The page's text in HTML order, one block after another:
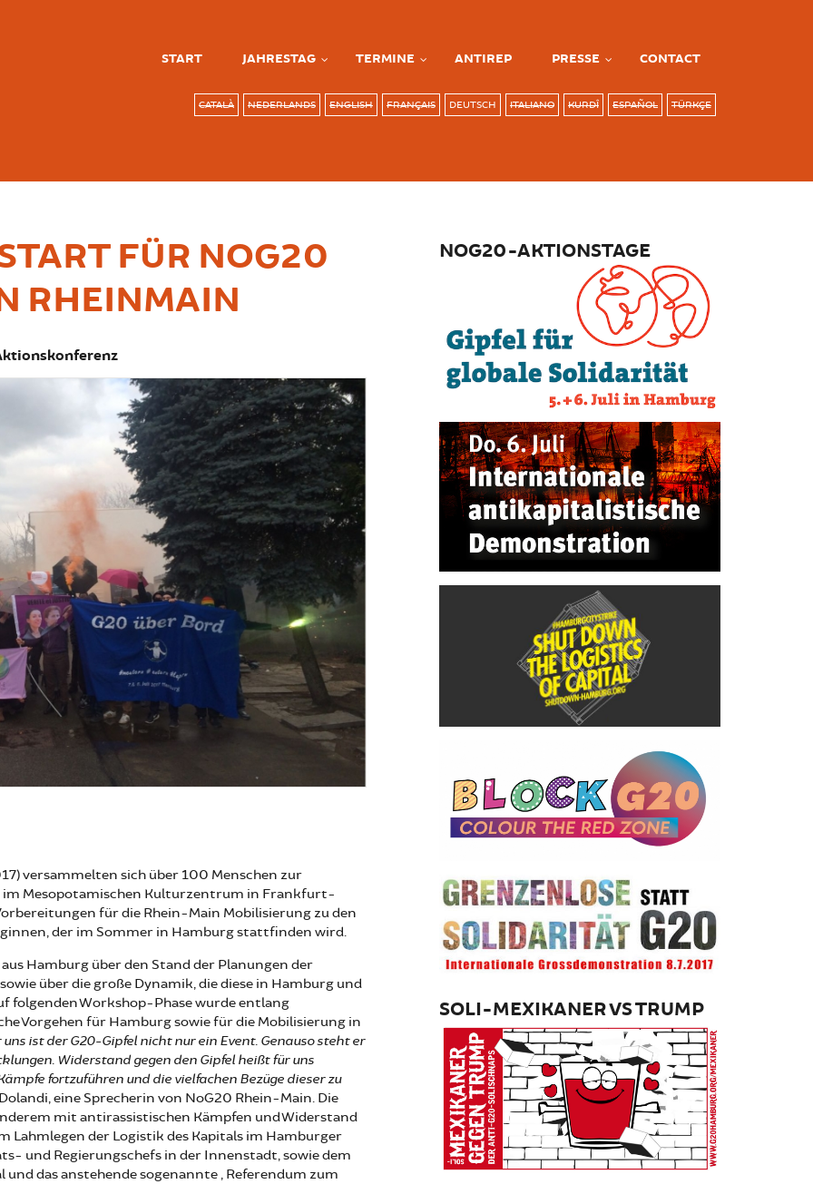
START JAHRESTAG TERMINE ANTIREP PRESSE CONTACT
CATALÀ NEDERLANDS ENGLISH FRANÇAIS DEUTSCH ITALIANO KURDÎ ESPAÑOL TÜRKÇE
FÜR NOG20
RHEINMAIN
versammelten sich über 100 Menschen zur
Mesopotamischen Kulturzentrum in Frankfurt-
für die Rhein-Main Mobilisierung zu den
der im Sommer in Hamburg stattfinden wird.
Hamburg über den Stand der Planungen der
über die große Dynamik, die diese in Hamburg und
folgenden Workshop-Phase wurde entlang
Vorgehen für Hamburg sowie für die Mobilisierung in
uns ist der G20-Gipfel nicht nur ein Event. Genauso steht er
Widerstand gegen den Gipfel heißt für uns
fortzuführen und die vielfachen Bezüge dieser zu
eine Sprecherin von NoG20 Rhein-Main. Die
mit antirassistischen Kämpfen und Widerstand
Lahmlegen der Logistik des Kapitals im Hamburger
und Regierungschefs in der Innenstadt, sowie dem
das anstehende sogenannte „Referendum zum
NOG20-AKTIONSTAGE
SOLI-MEXIKANER VS TRUMP